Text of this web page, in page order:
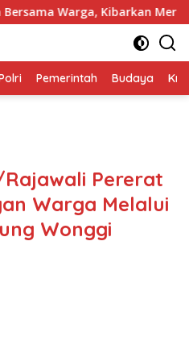
Kibarkan Merah Putih di
Pemerintah Budaya
Pererat
Warga Melalui
Wonggi